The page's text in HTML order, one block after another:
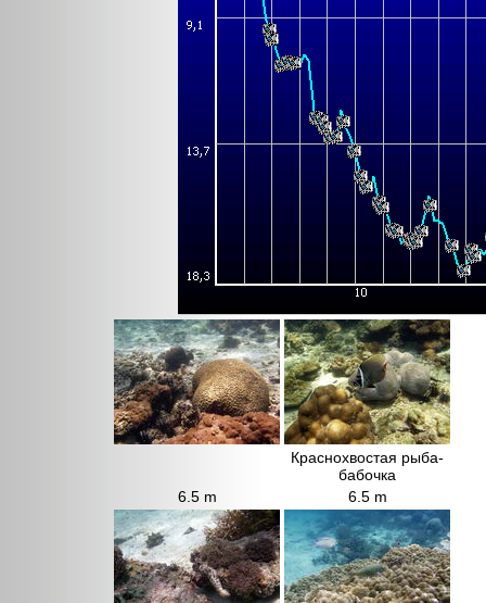
Краснохвостая рыба-
бабочка
6.5 m
6.5 m